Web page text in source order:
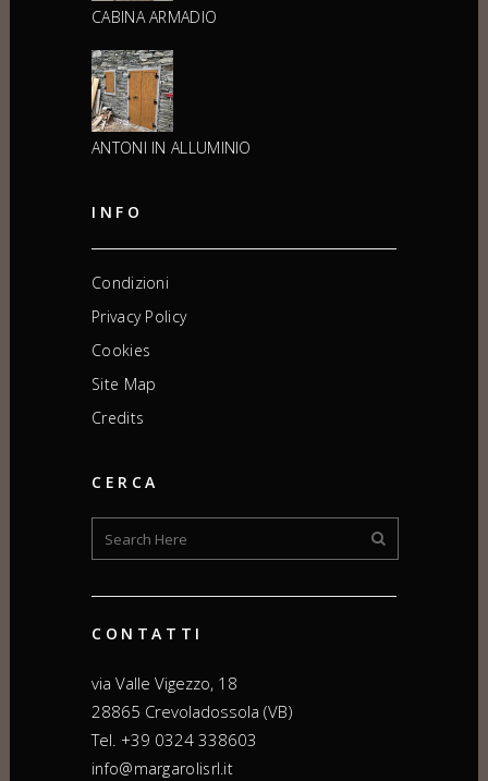
CABINA ARMADIO
ANTONI IN ALLUMINIO
INFO
Condizioni
Privacy Policy
Cookies
Site Map
Credits
CERCA
CONTATTI
via Valle Vigezzo, 18
28865 Crevoladossola (VB)
Tel. +39 0324 338603
info@margarolisrl.it